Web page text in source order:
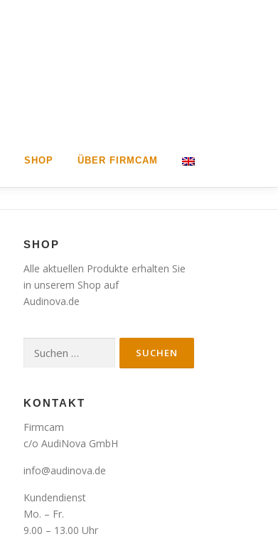
SHOP ÜBER FIRMCAM
SHOP
Alle aktuellen Produkte erhalten Sie
in unserem Shop auf
Audinova.de
nach:
KONTAKT
Firmcam
c/o AudiNova GmbH
info@audinova.de
Kundendienst
Mo. – Fr.
9.00 – 13.00 Uhr